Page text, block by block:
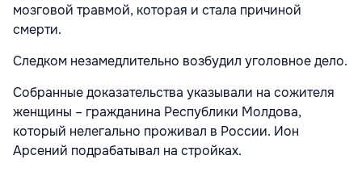
мозговой травмой, которая и стала причиной
смерти.
Следком незамедлительно возбудил уголовное дело.
Собранные доказательства указывали на сожителя
женщины – гражданина Республики Молдова,
который нелегально проживал в России. Ион
Арсений подрабатывал на стройках.